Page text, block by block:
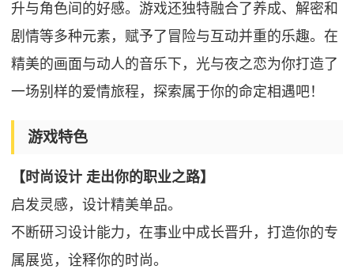
升与角色间的好感。游戏还独特融合了养成、解密和
剧情等多种元素，赋予了冒险与互动并重的乐趣。在
精美的画面与动人的音乐下，光与夜之恋为你打造了
一场别样的爱情旅程，探索属于你的命定相遇吧！
游戏特色
【时尚设计 走出你的职业之路】
启发灵感，设计精美单品。
不断研习设计能力，在事业中成长晋升，打造你的专
属展览，诠释你的时尚。